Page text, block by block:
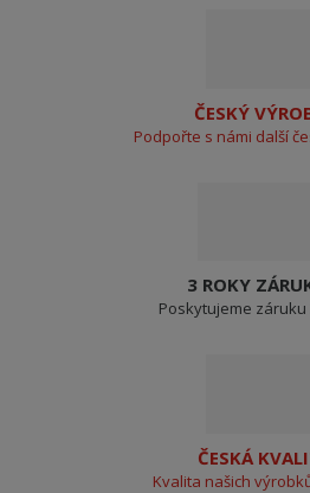
ČESKÝ
Podpořte s námi další
3 ROKY
Poskytujeme záruku
ČESKÁ
Kvalita našich